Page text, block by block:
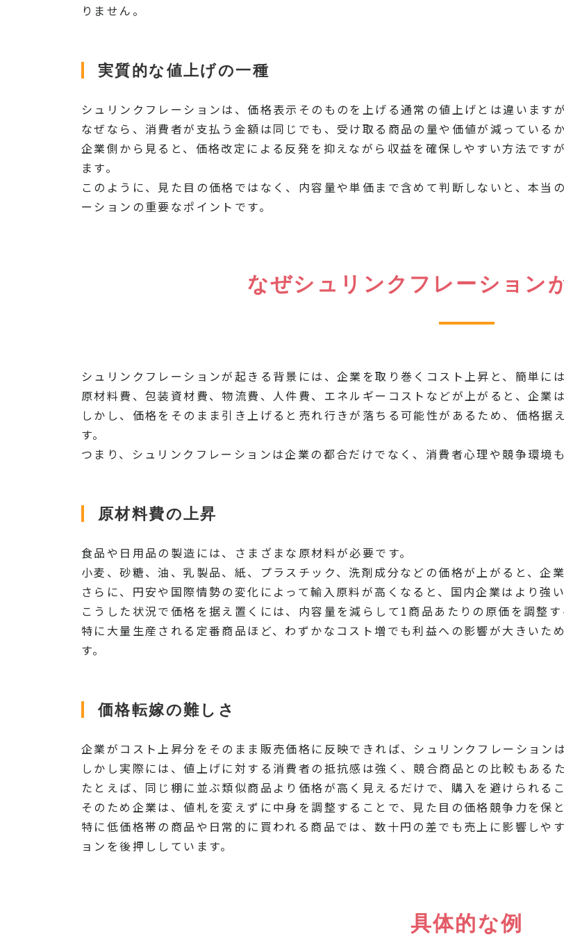
りません。
実質的な値上げの一種
シュリンクフレーションは、価格表示そのものを上げる通常の値上げとは違います
なぜなら、消費者が支払う金額は同じでも、受け取る商品の量や価値が減っているか
企業側から見ると、価格改定による反発を抑えながら収益を確保しやすい方法です
ます。
このように、見た目の価格ではなく、内容量や単価まで含めて判断しないと、本当
ーションの重要なポイントです。
なぜシュリンクフレーション
シュリンクフレーションが起きる背景には、企業を取り巻くコスト上昇と、簡単に
原材料費、包装資材費、物流費、人件費、エネルギーコストなどが上がると、企業
しかし、価格をそのまま引き上げると売れ行きが落ちる可能性があるため、価格据
す。
つまり、シュリンクフレーションは企業の都合だけでなく、消費者心理や競争環境
原材料費の上昇
食品や日用品の製造には、さまざまな原材料が必要です。
小麦、砂糖、油、乳製品、紙、プラスチック、洗剤成分などの価格が上がると、企
さらに、円安や国際情勢の変化によって輸入原料が高くなると、国内企業はより強
こうした状況で価格を据え置くには、内容量を減らして1商品あたりの原価を調整す
特に大量生産される定番商品ほど、わずかなコスト増でも利益への影響が大きいた
す。
価格転嫁の難しさ
企業がコスト上昇分をそのまま販売価格に反映できれば、シュリンクフレーション
しかし実際には、値上げに対する消費者の抵抗感は強く、競合商品との比較もある
たとえば、同じ棚に並ぶ類似商品より価格が高く見えるだけで、購入を避けられるこ
そのため企業は、値札を変えずに中身を調整することで、見た目の価格競争力を保と
特に低価格帯の商品や日常的に買われる商品では、数十円の差でも売上に影響しや
ョンを後押ししています。
具体的な例